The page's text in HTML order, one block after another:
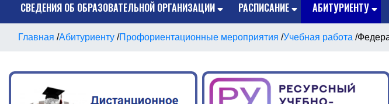
СВЕДЕНИЯ ОБ ОБРАЗОВАТЕЛЬНОЙ ОРГАНИЗАЦИИ РАСПИСАНИЕ АБИТУРИЕНТУ
Главная /Абитуриенту /Профориентационные мероприятия /Учебная работа /